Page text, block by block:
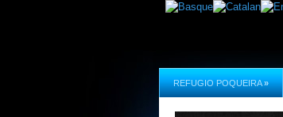
REFUGIO POQUEIRA »